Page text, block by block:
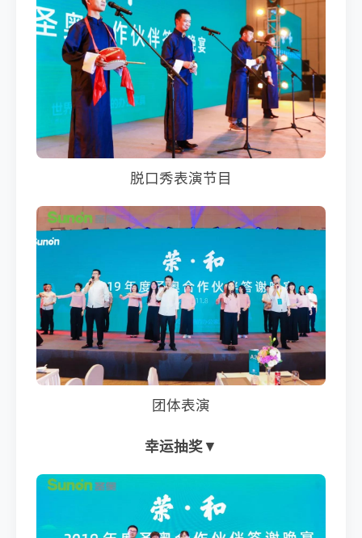
脱口秀表演节目
团体表演
幸运抽奖▼